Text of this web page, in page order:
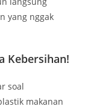
banget,
ke sana,
Bahkan kalau
jaga bareng.
yang bantu